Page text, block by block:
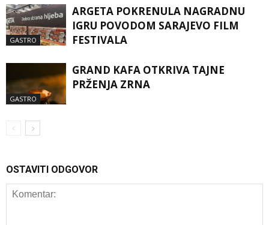
GASTRO
ARGETA POKRENULA NAGRADNU
IGRU POVODOM SARAJEVO FILM
FESTIVALA
GASTRO
GRAND KAFA OTKRIVA TAJNE
PRŽENJA ZRNA
OSTAVITI ODGOVOR